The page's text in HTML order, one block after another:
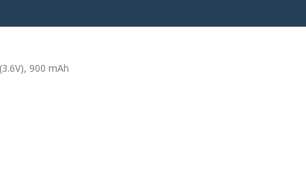
Samsung SGH-W539
900 mAh